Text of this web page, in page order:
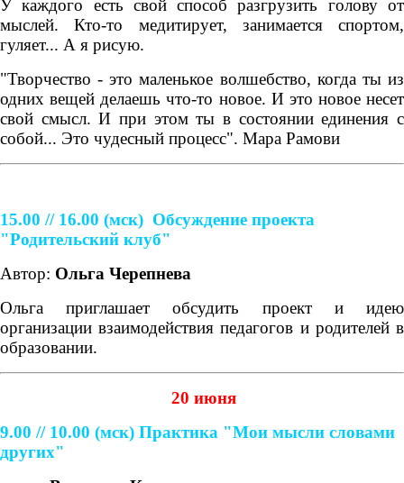
У каждого есть свой способ разгрузить голову от
мыслей. Кто-то медитирует, занимается спортом,
гуляет... А я рисую.
"Творчество - это маленькое волшебство, когда ты из
одних вещей делаешь что-то новое. И это новое несет
свой смысл. И при этом ты в состоянии единения с
собой... Это чудесный процесс". Мара Рамови
15.00 // 16.00 (мск) Обсуждение проекта
"Родительский клуб"
Автор: Ольга Черепнева
Ольга приглашает обсудить проект и идею
организации взаимодействия педагогов и родителей в
образовании.
20 июня
9.00 // 10.00 (мск) Практика "Мои мысли словами
других"